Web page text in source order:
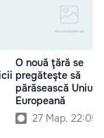
O nouă ţără se
pregăteşte să
părăsească
Europeană
27 Мар. 22:05